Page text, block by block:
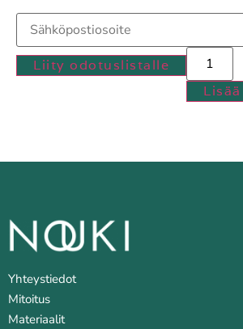
Kirjoita
sähköpostiosoitteesi
liittyäkseksi
tuotteen
odotuslistalle
Liity odotuslistalle
Yhteystiedot
Mitoitus
Materiaalit